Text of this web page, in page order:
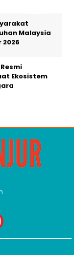
Malaysia
Ekosistem